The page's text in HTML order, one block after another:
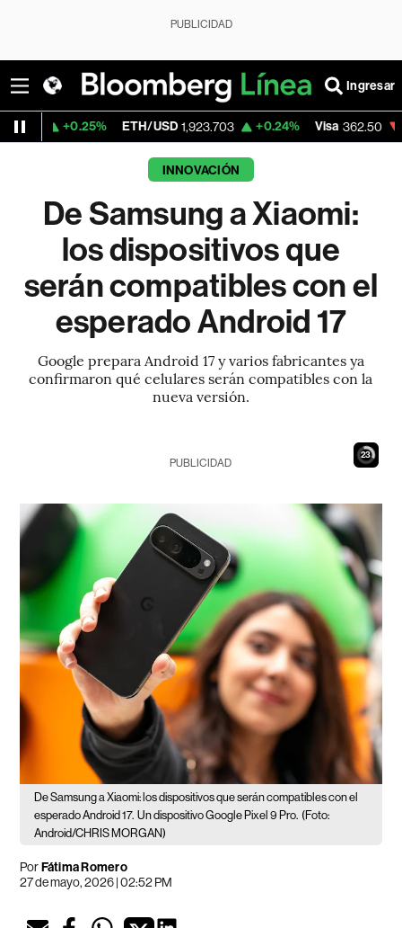
PUBLICIDAD
Ingresar
ETH/USD 1,923.703 +0.24% Visa 362.50 -2.15%
INNOVACIÓN
De Samsung a Xiaomi:
los dispositivos que
serán compatibles con el
esperado Android 17
Google prepara Android 17 y varios fabricantes ya
confirmaron qué celulares serán compatibles con la
nueva versión.
22
PUBLICIDAD
De Samsung a Xiaomi: los dispositivos que serán compatibles con el
esperado Android 17. Un dispositivo Google Pixel 9 Pro. (Foto:
Android/CHRIS MORGAN)
PorFátima Romero
27 de mayo, 2026 | 02:52 PM